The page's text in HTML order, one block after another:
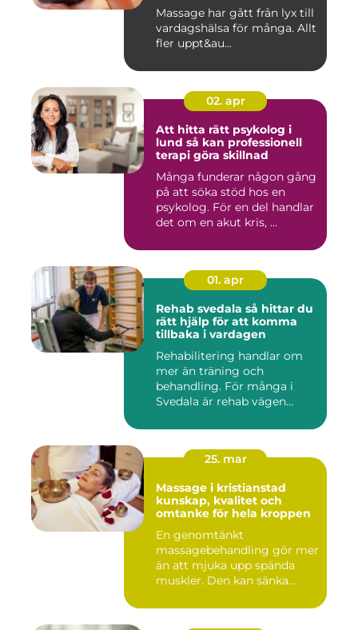
Massage har gått från lyx till
vardagshälsa för många. Allt
fler uppt&au...
02. apr
Att hitta rätt psykolog i
lund så kan professionell
terapi göra skillnad
Många funderar någon gång
på att söka stöd hos en
psykolog. För en del handlar
det om en akut kris, ...
01. apr
Rehab svedala så hittar du
rätt hjälp för att komma
tillbaka i vardagen
Rehabilitering handlar om
mer än träning och
behandling. För många i
Svedala är rehab vägen
25. mar
Massage i kristianstad
kunskap, kvalitet och
omtanke för hela kroppen
En genomtänkt
massagebehandling gör mer
än att mjuka upp spända
muskler. Den kan sänka